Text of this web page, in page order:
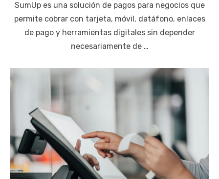
SumUp es una solución de pagos para negocios que
permite cobrar con tarjeta, móvil, datáfono, enlaces
de pago y herramientas digitales sin depender
necesariamente de …